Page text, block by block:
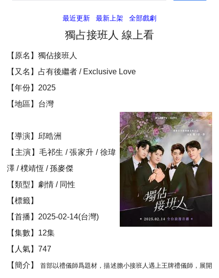
最近更新 最新上架 全部戲劇
獨占接班人 線上看
【原名】獨佔接班人
【又名】占有後繼者 / Exclusive Love
【年份】2025
【地區】台灣
【導演】邱晧洲
【主演】毛祁生 / 張家升 / 徐瑋
澤 / 樸靖恆 / 孫麥傑
【類型】劇情 / 同性
【標籤】
【首播】2025-02-14(台灣)
【集數】12集
【人氣】747
【簡介】首部以禮儀師爲題材，描述膽小接班人遇上王牌禮儀師，展開